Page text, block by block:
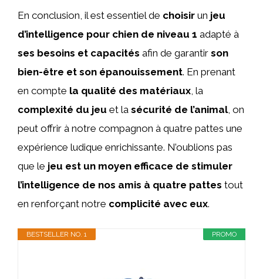
En conclusion, il est essentiel de choisir un jeu
d’intelligence pour chien de niveau 1 adapté à
ses besoins et capacités afin de garantir son
bien-être et son épanouissement. En prenant
en compte la qualité des matériaux, la
complexité du jeu et la sécurité de l’animal, on
peut offrir à notre compagnon à quatre pattes une
expérience ludique enrichissante. N’oublions pas
que le jeu est un moyen efficace de stimuler
l’intelligence de nos amis à quatre pattes tout
en renforçant notre complicité avec eux.
PROMO
BESTSELLER NO. 1